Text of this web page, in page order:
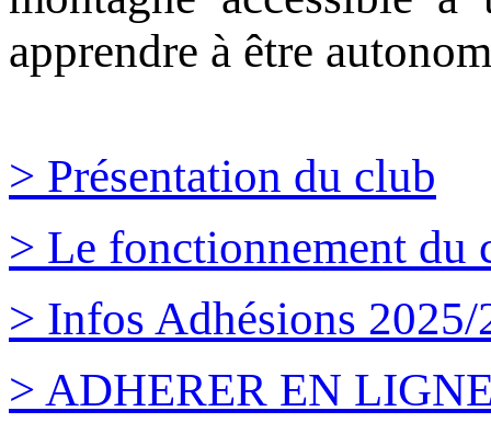
apprendre à être
> Présentation du club
> Le fonctionnement du
> Infos Adhésions 2025/
> ADHERER EN